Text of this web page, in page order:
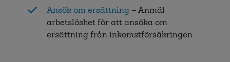
Ansök om ersättning – Anmäl
arbetslöshet för att ansöka om
ersättning från inkomstförsäkringen.